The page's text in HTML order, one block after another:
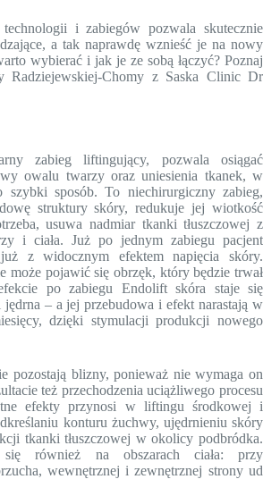
i zabiegów pozwala skutecznie
a tak naprawdę wznieść je na nowy
wybierać i jak je ze sobą łączyć? Poznaj
Radziejewskiej-Chomy z Saska Clinic Dr
zabieg liftingujący, pozwala osiągać
owalu twarzy oraz uniesienia tkanek, w
sposób. To niechirurgiczny zabieg,
struktury skóry, redukuje jej wiotkość
usuwa nadmiar tkanki tłuszczowej z
i ciała. Już po jednym zabiegu pacjent
z widocznym efektem napięcia skóry.
może pojawić się obrzęk, który będzie trwał
po zabiegu Endolift skóra staje się
jędrna – a jej przebudowa i efekt narastają w
dzięki stymulacji produkcji nowego
pozostają blizny, ponieważ nie wymaga on
też przechodzenia uciążliwego procesu
efekty przynosi w liftingu środkowej i
konturu żuchwy, ujędrnieniu skóry
tkanki tłuszczowej w okolicy podbródka.
się również na obszarach ciała: przy
wewnętrznej i zewnętrznej strony ud